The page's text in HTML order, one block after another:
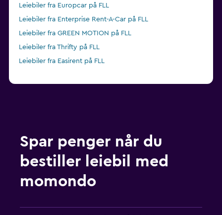
Leiebiler fra Europcar på FLL
Leiebiler fra Enterprise Rent-A-Car på FLL
Leiebiler fra GREEN MOTION på FLL
Leiebiler fra Thrifty på FLL
Leiebiler fra Easirent på FLL
Spar penger når du
bestiller leiebil med
momondo